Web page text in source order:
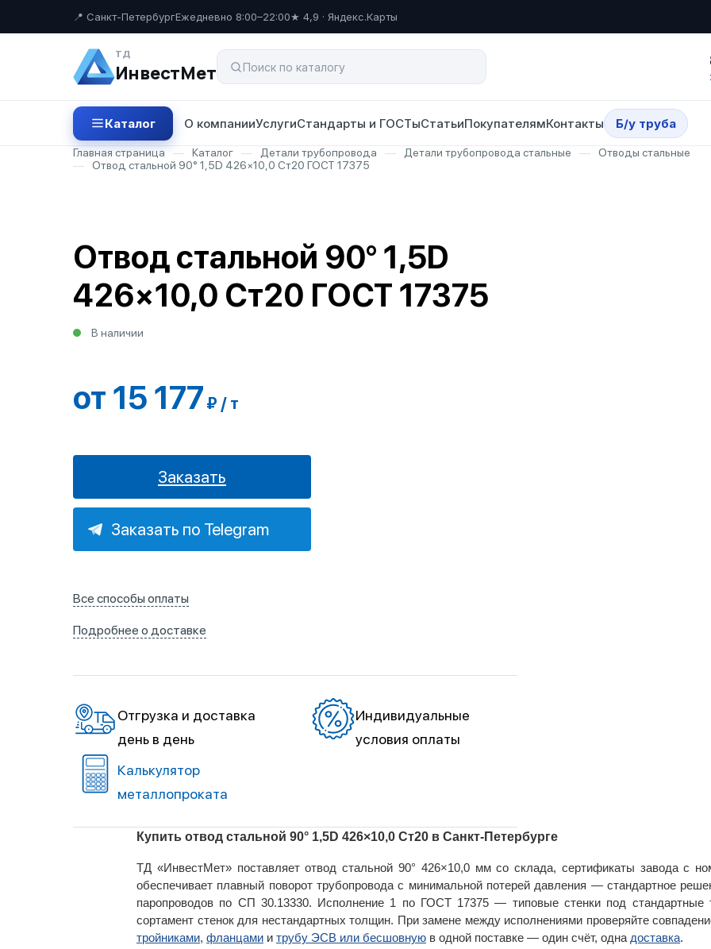
📍 Санкт-ПетербургЕжедневно 8:00–22:00★ 4,9 · Яндекс.Карты
ТД
ИнвестМет
Каталог О компанииУслугиСтандарты и ГОСТыСтатьиПокупателямКонтакты Б/у труба
Главная страница — Каталог — Детали трубопровода — Детали трубопровода стальные —
Отводы стальные
—
Отвод стальной 90° 1,5D 426×10,0 Ст20 ГОСТ 17375
Отвод стальной 90° 1,5D
426×10,0 Ст20 ГОСТ 17375
В наличии
от 15 177 ₽ / т
Заказать
Заказать по Telegram
Все способы оплаты
Подробнее о доставке
Отгрузка и доставка
день в день
Индивидуальные
условия оплаты
Калькулятор
металлопроката
Купить отвод стальной 90° 1,5D 426×10,0 Ст20 в Санкт-Петербурге
ТД «ИнвестМет» поставляет отвод стальной 90° 426×10,0 мм со склада, сертификаты завода с
обеспечивает плавный поворот трубопровода с минимальной потерей давления — стандартное
паропроводов по СП 30.13330. Исполнение 1 по ГОСТ 17375 — типовые стенки под
сортамент стенок для нестандартных толщин. При замене между исполнениями проверяйте
тройниками, фланцами и трубу ЭСВ или бесшовную в одной поставке — один счёт, одна доставка.